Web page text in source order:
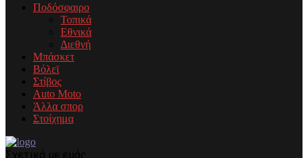
Ποδόσφαιρο
Τοπικά
Εθνικά
Διεθνή
Μπάσκετ
Βόλεϊ
Στίβος
Auto Moto
Άλλα σπορ
Στοίχημα
Σχετικά με εμάς